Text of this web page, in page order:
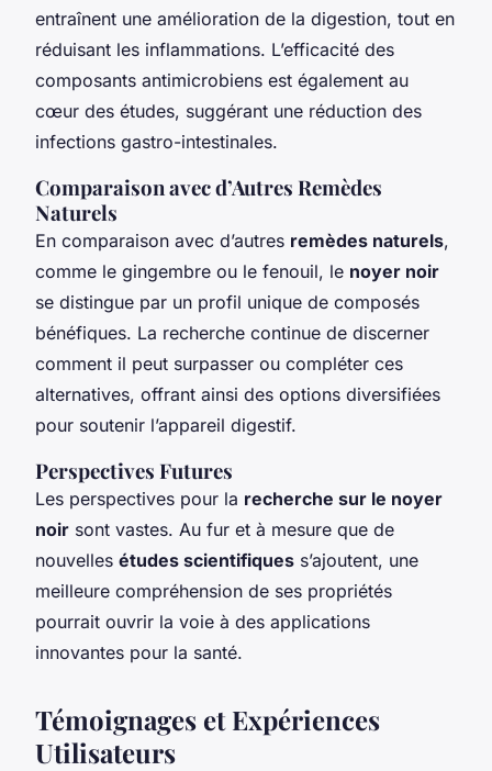
entraînent une amélioration de la digestion, tout en
réduisant les inflammations. L’efficacité des
composants antimicrobiens est également au
cœur des études, suggérant une réduction des
infections gastro-intestinales.
Comparaison avec d’Autres Remèdes
Naturels
En comparaison avec d’autres remèdes naturels,
comme le gingembre ou le fenouil, le noyer noir
se distingue par un profil unique de composés
bénéfiques. La recherche continue de discerner
comment il peut surpasser ou compléter ces
alternatives, offrant ainsi des options diversifiées
pour soutenir l’appareil digestif.
Perspectives Futures
Les perspectives pour la recherche sur le noyer
noir sont vastes. Au fur et à mesure que de
nouvelles études scientifiques s’ajoutent, une
meilleure compréhension de ses propriétés
pourrait ouvrir la voie à des applications
innovantes pour la santé.
Témoignages et Expériences
Utilisateurs